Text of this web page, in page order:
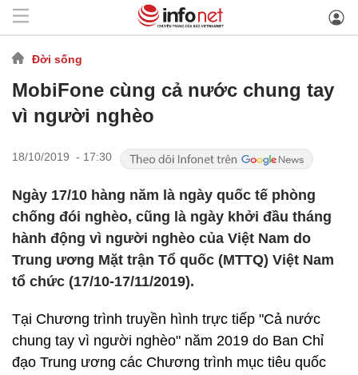
Đời sống
MobiFone cùng cả nước chung tay
vì người nghèo
18/10/2019 - 17:30
Ngày 17/10 hàng năm là ngày quốc tế phòng
chống đói nghèo, cũng là ngày khởi đầu tháng
hành động vì người nghèo của Việt Nam do
Trung ương Mặt trận Tổ quốc (MTTQ) Việt Nam
tổ chức (17/10-17/11/2019).
Tại Chương trình truyền hình trực tiếp "Cả nước
chung tay vì người nghèo" năm 2019 do Ban Chỉ
đạo Trung ương các Chương trình mục tiêu quốc